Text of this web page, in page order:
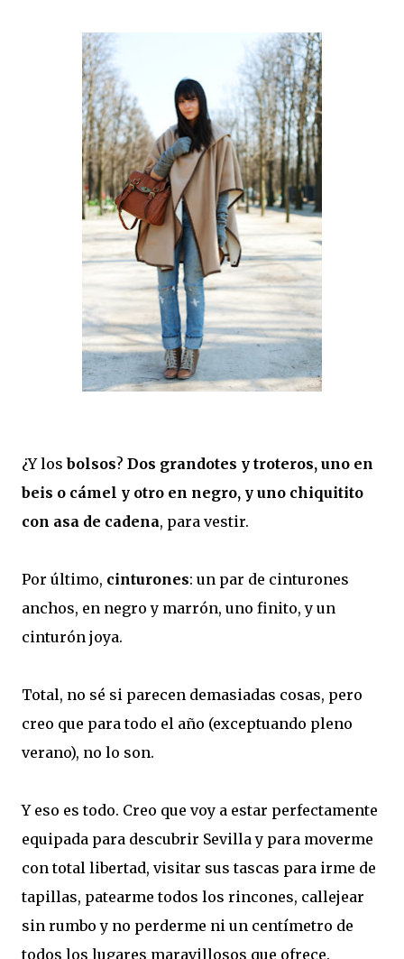
¿Y losbolsos? Dos grandotes y troteros, uno en
beis o cámel y otro en negro, y uno chiquitito
con asa de cadena, para vestir.
Por último, cinturones: un par de cinturones
anchos, en negro y marrón, uno finito, y un
cinturón joya.
Total, no sé si parecen demasiadas cosas, pero
creo que para todo el año (exceptuando pleno
verano), no lo son.
Y eso es todo. Creo que voy a estar perfectamente
equipada para descubrir Sevilla y para moverme
con total libertad, visitar sus tascas para irme de
tapillas, patearme todos los rincones, callejear
sin rumbo y no perderme ni un centímetro de
todos los lugares maravillosos que ofrece.